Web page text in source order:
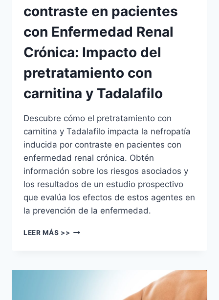
contraste en pacientes
con Enfermedad Renal
Crónica: Impacto del
pretratamiento con
carnitina y Tadalafilo
Descubre cómo el pretratamiento con
carnitina y Tadalafilo impacta la nefropatía
inducida por contraste en pacientes con
enfermedad renal crónica. Obtén
información sobre los riesgos asociados y
los resultados de un estudio prospectivo
que evalúa los efectos de estos agentes en
la prevención de la enfermedad.
LEER MÁS >>